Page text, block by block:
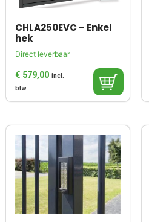
CHLA250EVC – Enkel
hek
Direct leverbaar
€ 579,00 incl.
btw